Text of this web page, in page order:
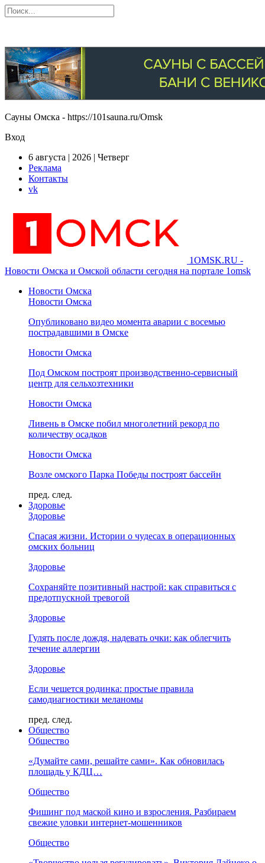
Сауны Омска - https://101sauna.ru/Omsk
Вход
6 августа | 2026 | Четверг
Реклама
Контакты
vk
1OMSK.RU -
Новости Омска и Омской области сегодня на портале 1omsk
Новости Омска
Новости Омска
Опубликовано видео момента аварии с восемью
пострадавшими в Омске
Новости Омска
Под Омском построят производственно-сервисный
центр для сельхозтехники
Новости Омска
Ливень в Омске побил многолетний рекорд по
количеству осадков
Новости Омска
Возле омского Парка Победы построят бассейн
пред. след.
Здоровье
Здоровье
Спасая жизни. Истории о чудесах в операционных
омских больниц
Здоровье
Сохраняйте позитивный настрой: как справиться с
предотпускной тревогой
Здоровье
Гулять после дождя, надевать очки: как облегчить
течение аллергии
Здоровье
Если чешется родинка: простые правила
самодиагностики меланомы
пред. след.
Общество
Общество
«Думайте сами, решайте сами». Как обновилась
площадь у КДЦ…
Общество
Фишинг под маской кино и взросления. Разбираем
свежие уловки интернет-мошенников
Общество